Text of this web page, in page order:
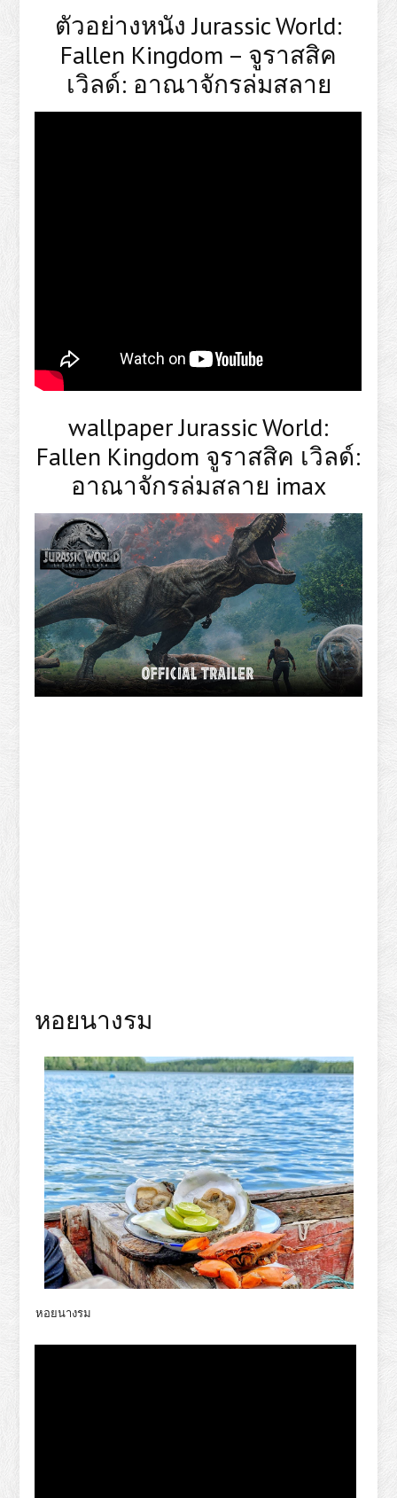
ตัวอย่างหนัง Jurassic World:
Fallen Kingdom – จูราสสิค
เวิลด์: อาณาจักรล่มสลาย
wallpaper Jurassic World:
Fallen Kingdom จูราสสิค เวิลด์:
อาณาจักรล่มสลาย imax
หอยนางรม
หอยนางรม